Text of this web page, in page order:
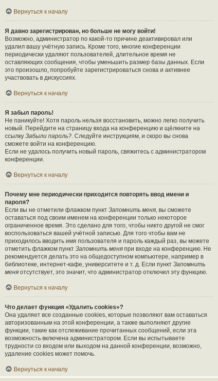
Вернуться к началу
Я давно зарегистрирован, но больше не могу войти!
Возможно, администратор по какой-то причине деактивировал или
удалил вашу учётную запись. Кроме того, многие конференции
периодически удаляют пользователей, длительное время не
оставляющих сообщения, чтобы уменьшить размер базы данных. Если
это произошло, попробуйте зарегистрироваться снова и активнее
участвовать в дискуссиях.
Вернуться к началу
Я забыл пароль!
Не паникуйте! Хотя пароль нельзя восстановить, можно легко получить
новый. Перейдите на страницу входа на конференцию и щёлкните на
ссылку Забыли пароль?. Следуйте инструкциям, и скоро вы снова
сможете войти на конференцию.
Если не удалось получить новый пароль, свяжитесь с администратором
конференции.
Вернуться к началу
Почему мне периодически приходится повторять ввод имени и
пароля?
Если вы не отметили флажком пункт Запомнить меня, вы сможете
оставаться под своим именем на конференции только некоторое
ограниченное время. Это сделано для того, чтобы никто другой не смог
воспользоваться вашей учётной записью. Для того чтобы вам не
приходилось вводить имя пользователя и пароль каждый раз, вы можете
отметить флажком пункт Запомнить меня при входе на конференцию. Не
рекомендуется делать это на общедоступном компьютере, например в
библиотеке, интернет-кафе, университете и т. д. Если пункт Запомнить
меня отсутствует, это значит, что администратор отключил эту функцию.
Вернуться к началу
Что делает функция «Удалить cookies»?
Она удаляет все созданные cookies, которые позволяют вам оставаться
авторизованным на этой конференции, а также выполняют другие
функции, такие как отслеживание прочитанных сообщений, если эта
возможность включена администратором. Если вы испытываете
трудности со входом или выходом на данной конференции, возможно,
удаление cookies может помочь.
Вернуться к началу